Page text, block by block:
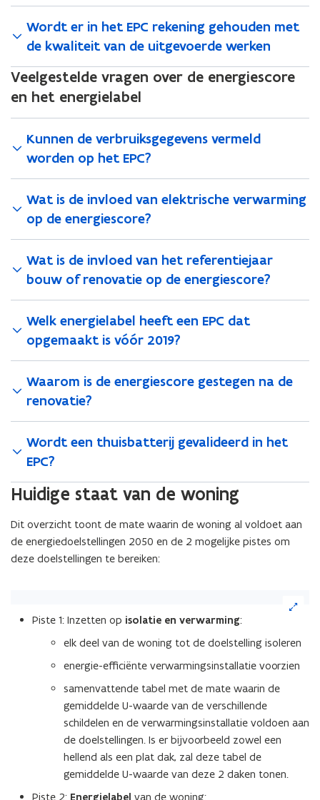
n
n
i
u
n
t
e
Wordt er in het EPC rekening gehouden met
de kwaliteit van de uitgevoerde werken
Veelgestelde vragen over de energiescore
en het energielabel
Kunnen de verbruiksgegevens vermeld
worden op het EPC?
Wat is de invloed van elektrische verwarming
op de energiescore?
Wat is de invloed van het referentiejaar
bouw of renovatie op de energiescore?
Welk energielabel heeft een EPC dat
opgemaakt is vóór 2019?
Waarom is de energiescore gestegen na de
renovatie?
Wordt een thuisbatterij gevalideerd in het
EPC?
Huidige staat van de woning
afbeelding
vergrote
Dit overzicht toont de mate waarin de woning al voldoet aan
de energiedoelstellingen 2050 en de 2 mogelijke pistes om
deze doelstellingen te bereiken:
Piste 1: Inzetten op isolatie en verwarming:
elk deel van de woning tot de doelstelling isoleren
energie-efficiënte verwarmingsinstallatie voorzien
samenvattende tabel met de mate waarin de
gemiddelde U-waarde van de verschillende
schildelen en de verwarmingsinstallatie voldoen aan
de doelstellingen. Is er bijvoorbeeld zowel een
hellend als een plat dak, zal deze tabel de
gemiddelde U-waarde van deze 2 daken tonen.
Piste 2: Energielabel van de woning: